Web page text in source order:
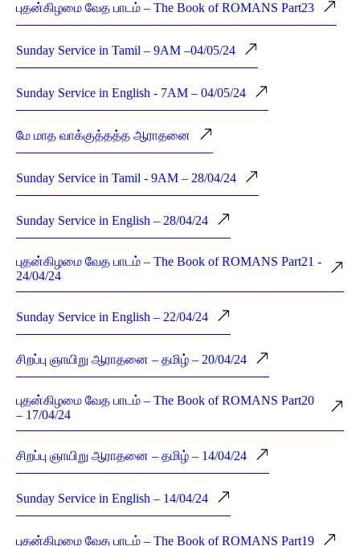
புதன்கிழமை வேத பாடம் – The Book of ROMANS Part23
Sunday Service in Tamil – 9AM –04/05/24
Sunday Service in English - 7AM – 04/05/24
மே மாத வாக்குத்தத்த ஆராதனை
Sunday Service in Tamil - 9AM – 28/04/24
Sunday Service in English – 28/04/24
புதன்கிழமை வேத பாடம் – The Book of ROMANS Part21 -
24/04/24
Sunday Service in English – 22/04/24
சிறப்பு ஞாயிறு ஆராதனை – தமிழ் – 20/04/24
புதன்கிழமை வேத பாடம் – The Book of ROMANS Part20
– 17/04/24
சிறப்பு ஞாயிறு ஆராதனை – தமிழ் – 14/04/24
Sunday Service in English – 14/04/24
புதன்கிழமை வேத பாடம் – The Book of ROMANS Part19